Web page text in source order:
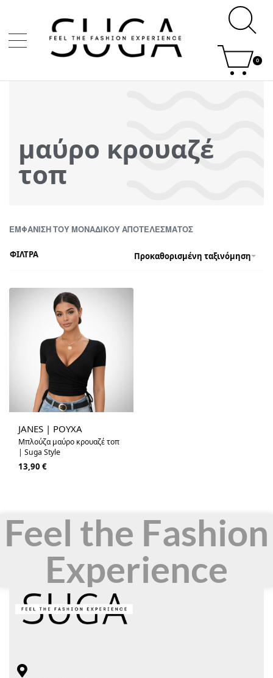
0
μαύρο κρουαζέ
τοπ
ΕΜΦΆΝΙΣΗ ΤΟΥ ΜΟΝΑΔΙΚΟΎ ΑΠΟΤΕΛΈΣΜΑΤΟΣ
Προκαθορισμένη ταξινόμηση
ΦΙΛΤΡΑ
JANES | ΡΟΥΧΑ
Μπλούζα μαύρο κρουαζέ τοπ
| Suga Style
13,90 €
Feel the Fashion
Experience